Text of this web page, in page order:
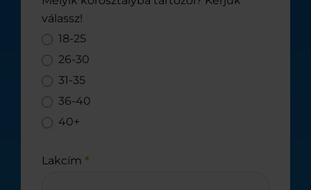
válassz!
18-25
26-30
31-35
36-40
40+
Lakcím *